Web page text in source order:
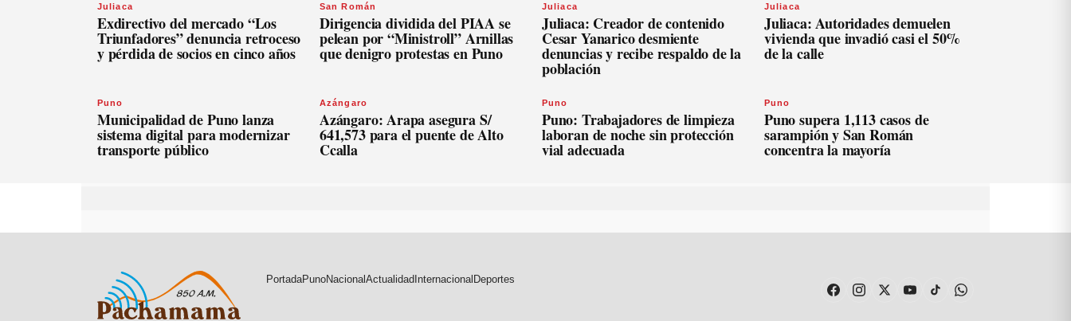
Juliaca
Exdirectivo del mercado “Los
Triunfadores” denuncia retroceso
y pérdida de socios en cinco años
San Román
Dirigencia dividida del PIAA se
pelean por “Ministroll” Arnillas
que denigro protestas en Puno
Juliaca
Juliaca: Creador de contenido
Cesar Yanarico desmiente
denuncias y recibe respaldo de la
población
Juliaca
Juliaca: Autoridades demuelen
vivienda que invadió casi el 50%
de la calle
Puno
Municipalidad de Puno lanza
sistema digital para modernizar
transporte público
Azángaro
Azángaro: Arapa asegura S/
641,573 para el puente de Alto
Ccalla
Puno
Puno: Trabajadores de limpieza
laboran de noche sin protección
vial adecuada
Puno
Puno supera 1,113 casos de
sarampión y San Román
concentra la mayoría
PortadaPunoNacional Actualidad Internacional Deportes